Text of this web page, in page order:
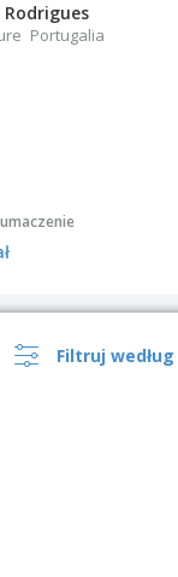
Filtruj według
Rodrigues
Portugalia
Pokaż wszystkie recenzje